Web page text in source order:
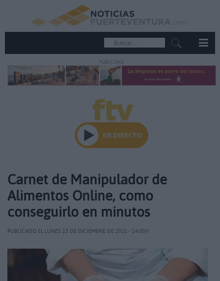
PUBLICIDAD
Carnet de Manipulador de
Alimentos Online, como
conseguirlo en minutos
PUBLICADO EL LUNES 13 DE DICIEMBRE DE 2021 - 14:05H